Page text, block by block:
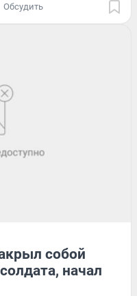
Обсудить
собой
начал